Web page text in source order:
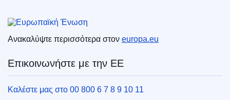
Ανακαλύψτε περισσότερα στον europa.eu
Επικοινωνήστε με την ΕΕ
Καλέστε μας στο 00 800 6 7 8 9 10 11